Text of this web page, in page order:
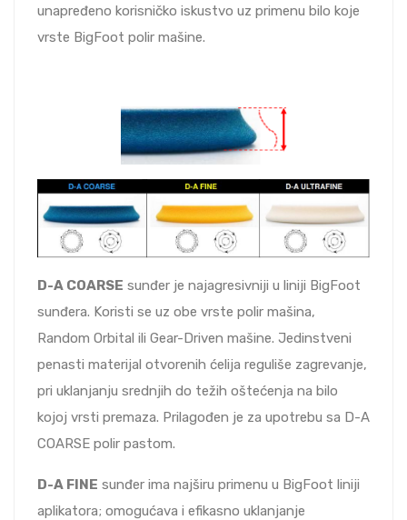
unapređeno korisničko iskustvo uz primenu bilo koje
vrste BigFoot polir mašine.
D-A COARSE sunđer je najagresivniji u liniji BigFoot
sunđera. Koristi se uz obe vrste polir mašina,
Random Orbital ili Gear-Driven mašine. Jedinstveni
penasti materijal otvorenih ćelija reguliše zagrevanje,
pri uklanjanju srednjih do težih oštećenja na bilo
kojoj vrsti premaza. Prilagođen je za upotrebu sa D-A
COARSE polir pastom.
D-A FINE sunđer ima najširu primenu u BigFoot liniji
aplikatora; omogućava i efikasno uklanjanje